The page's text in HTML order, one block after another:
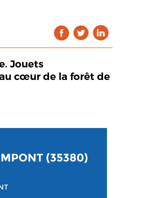
Jouets
cœur de la forêt de
(35380)